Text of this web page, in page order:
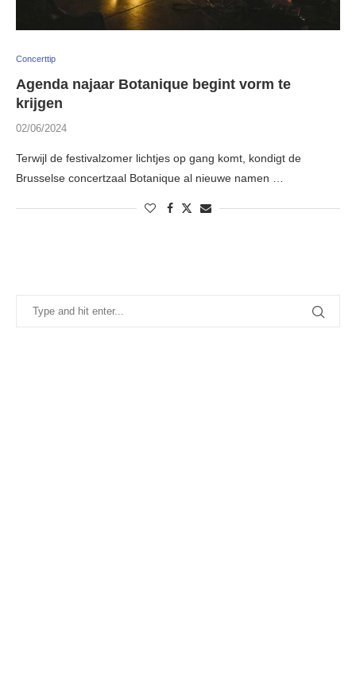
Concerttip
Agenda najaar Botanique begint vorm te
krijgen
02/06/2024
Terwijl de festivalzomer lichtjes op gang komt, kondigt de
Brusselse concertzaal Botanique al nieuwe namen …